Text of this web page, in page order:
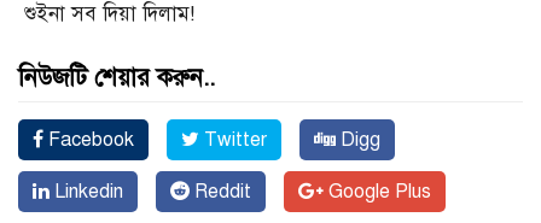
শুইনা সব দিয়া দিলাম!
নিউজটি শেয়ার করুন..
Facebook Twitter Digg
Linkedin Reddit Google Plus